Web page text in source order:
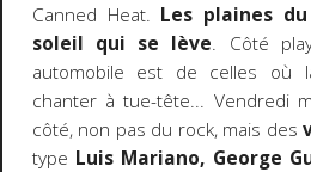
Canned Heat. Les plaines
soleil qui se lève. Côté
automobile est de celles où
chanter à tue-tête... Vendredi
côté, non pas du rock, mais des
type Luis Mariano, George